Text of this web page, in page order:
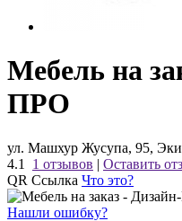
Мебель на
ПРО
ул. Машхур Жусупа, 95,
4.1
1 отзывов | Оставить
QR Ссылка Что это?
Нашли ошибку?